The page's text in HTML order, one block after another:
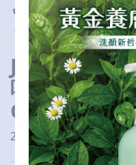
活動情報
部落客推薦
Joyce：用噴
吸收 方便又
OGUMA水美
2021-07-18 00:00:00